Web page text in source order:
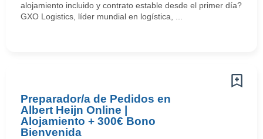
alojamiento incluido y contrato estable desde el primer día?
GXO Logistics, líder mundial en logística, ...
Preparador/a de Pedidos en
Albert Heijn Online |
Alojamiento + 300€ Bono
Bienvenida